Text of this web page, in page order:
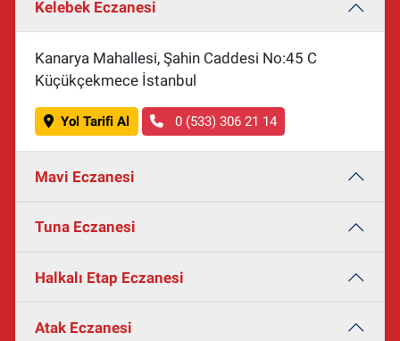
Kelebek Eczanesi
Kanarya Mahallesi, Şahin Caddesi No:45 C
Küçükçekmece İstanbul
Yol Tarifi Al 0 (533) 306 21 14
Mavi Eczanesi
Tuna Eczanesi
Halkalı Etap Eczanesi
Atak Eczanesi